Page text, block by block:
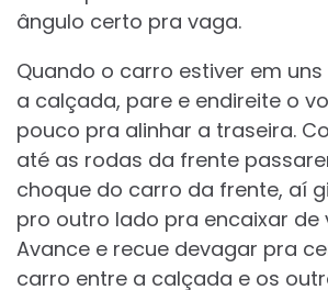
ângulo certo pra vaga.
Quando o carro estiver em
a calçada, pare e endireite o
pouco pra alinhar a traseira.
até as rodas da frente
choque do carro da frente, aí
pro outro lado pra encaixar de
Avance e recue devagar pra
carro entre a calçada e os